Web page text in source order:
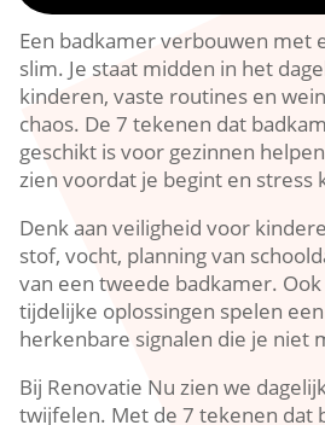
Een badkamer verbouwen met
slim.​ Je staat midden in het
kinderen, vaste routines en
chaos.​ De 7 tekenen dat
geschikt is voor gezinnen
zien voordat je begint en stress
Denk aan veiligheid voor
stof, vocht, planning van
van een tweede badkamer.​
tijdelijke oplossingen spelen
herkenbare signalen die je niet
Bij Renovatie Nu zien we
twijfelen.​ Met de 7 tekenen dat